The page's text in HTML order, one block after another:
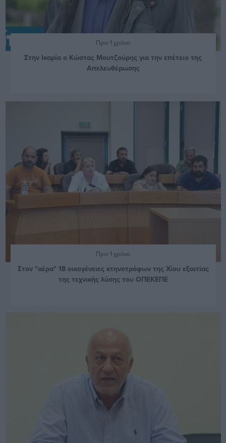
Πριν 1 χρόνο
Στην Ικαρία ο Κώστας Μουτζούρης για την επέτειο της
Απελευθέρωσης
Πριν 1 χρόνο
Στον "αέρα" 18 οικογένειες κτηνοτρόφων της Χίου εξαιτίας
της τεχνικής λύσης του ΟΠΕΚΕΠΕ